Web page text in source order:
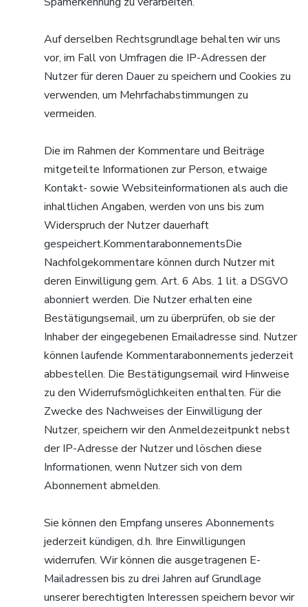
Auf derselben Rechtsgrundlage behalten wir uns
vor, im Fall von Umfragen die IP-Adressen der
Nutzer für deren Dauer zu speichern und Cookies zu
verwenden, um Mehrfachabstimmungen zu
vermeiden.
Die im Rahmen der Kommentare und Beiträge
mitgeteilte Informationen zur Person, etwaige
Kontakt- sowie Websiteinformationen als auch die
inhaltlichen Angaben, werden von uns bis zum
Widerspruch der Nutzer dauerhaft
gespeichert.KommentarabonnementsDie
Nachfolgekommentare können durch Nutzer mit
deren Einwilligung gem. Art. 6 Abs. 1 lit. a DSGVO
abonniert werden. Die Nutzer erhalten eine
Bestätigungsemail, um zu überprüfen, ob sie der
Inhaber der eingegebenen Emailadresse sind. Nutzer
können laufende Kommentarabonnements jederzeit
abbestellen. Die Bestätigungsemail wird Hinweise
zu den Widerrufsmöglichkeiten enthalten. Für die
Zwecke des Nachweises der Einwilligung der
Nutzer, speichern wir den Anmeldezeitpunkt nebst
der IP-Adresse der Nutzer und löschen diese
Informationen, wenn Nutzer sich von dem
Abonnement abmelden.
Sie können den Empfang unseres Abonnements
jederzeit kündigen, d.h. Ihre Einwilligungen
widerrufen. Wir können die ausgetragenen E-
Mailadressen bis zu drei Jahren auf Grundlage
unserer berechtigten Interessen speichern bevor wir